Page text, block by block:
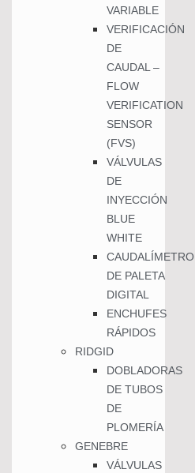
VARIABLE
VERIFICACIÓN
DE
CAUDAL –
FLOW
VERIFICATION
SENSOR
(FVS)
VÁLVULAS
DE
INYECCIÓN
BLUE
WHITE
CAUDALÍMETRO
DE PALETA
DIGITAL
ENCHUFES
RÁPIDOS
RIDGID
DOBLADORAS
DE TUBOS
DE
PLOMERÍA
GENEBRE
VÁLVULAS